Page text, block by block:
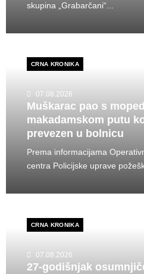
skupina „Grabarčani“...
CRNA KRONIKA
07.08.2026
Muškarac pao s
makadamskom putu
prevezen u bolnicu
Prema informacijama
centra Policijske uprave
CRNA KRONIKA
07.08.2026
27-godišnjak